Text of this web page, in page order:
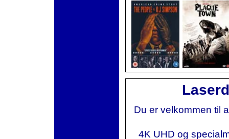
Du er velkommen til
4K UHD og